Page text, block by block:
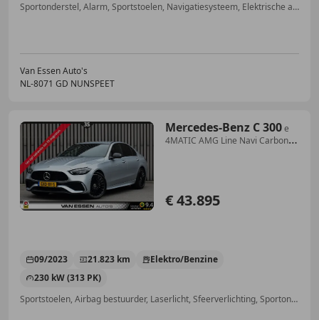
Sportonderstel, Alarm, Sportstoelen, Navigatiesysteem, Elektrische achterklep, Sportpakket, Lichtmetalen velgen, Stoelverwarming
Van Essen Auto's
NL-8071 GD NUNSPEET
Mercedes-Benz C 300e
4MATIC AMG Line Navi Carbon
€ 43.895
09/2023 21.823 km
Elektro/Benzine
230 kW (313 PK)
Sportstoelen, Airbag bestuurder, Laserlicht, Sfeerverlichting, Sportonderstel, Verkeersbordherkenning, ABS, 4x4